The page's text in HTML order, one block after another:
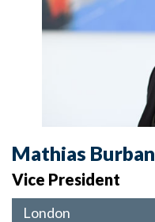
Mathias Burban
Vice President
London